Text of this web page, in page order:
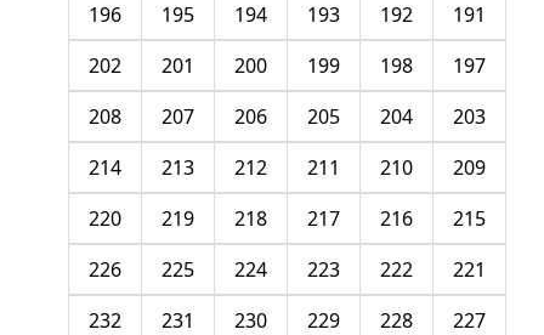
191
192
193
194
195
196
197
198
199
200
201
202
203
204
205
206
207
208
209
210
211
212
213
214
215
216
217
218
219
220
221
222
223
224
225
226
227
228
229
230
231
232